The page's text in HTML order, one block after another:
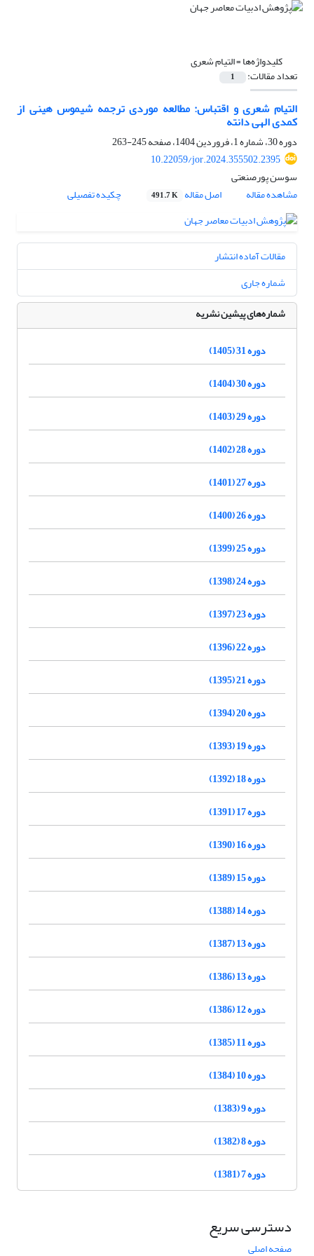
کلیدواژه‌ها =التیام شعری
تعداد مقالات: 1
التیام شعری و اقتباس: مطالعه موردی ترجمه شیموس هینی از
کمدی الهی دانته
دوره 30، شماره 1، فروردین 1404، صفحه
245-263
10.22059/jor.2024.355502.2395
سوسن پورصنعتی
مشاهده مقاله
اصل مقاله 491.7 K چکیده تفصیلی
مقالات آماده انتشار
شماره جاری
شماره‌های پیشین نشریه
دوره 31 (1405)
دوره 30 (1404)
دوره 29 (1403)
دوره 28 (1402)
دوره 27 (1401)
دوره 26 (1400)
دوره 25 (1399)
دوره 24 (1398)
دوره 23 (1397)
دوره 22 (1396)
دوره 21 (1395)
دوره 20 (1394)
دوره 19 (1393)
دوره 18 (1392)
دوره 17 (1391)
دوره 16 (1390)
دوره 15 (1389)
دوره 14 (1388)
دوره 13 (1387)
دوره 13 (1386)
دوره 12 (1386)
دوره 11 (1385)
دوره 10 (1384)
دوره 9 (1383)
دوره 8 (1382)
دوره 7 (1381)
دسترسی سریع
صفحه اصلی